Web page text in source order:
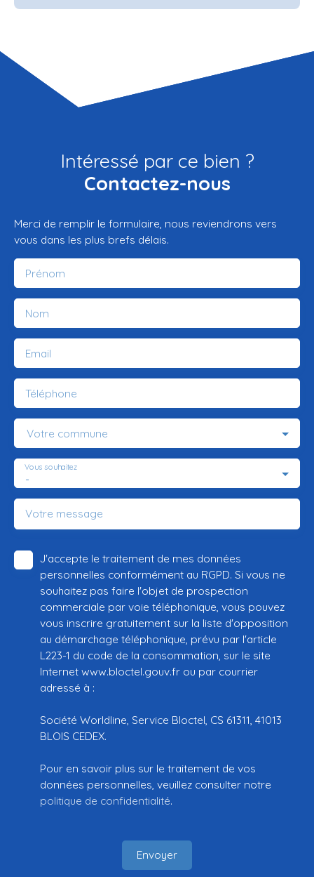
Intéressé par ce bien ?
Contactez-nous
Merci de remplir le formulaire, nous reviendrons vers
vous dans les plus brefs délais.
Prénom
Nom
Email
Téléphone
Votre commune
-
Vous souhaitez
Votre message
J'accepte le traitement de mes données
personnelles conformément au RGPD. Si vous ne
souhaitez pas faire l'objet de prospection
commerciale par voie téléphonique, vous pouvez
vous inscrire gratuitement sur la liste d'opposition
au démarchage téléphonique, prévu par l'article
L223-1 du code de la consommation, sur le site
Internet www.bloctel.gouv.fr ou par courrier
adressé à :
Société Worldline, Service Bloctel, CS 61311, 41013
BLOIS CEDEX.
Pour en savoir plus sur le traitement de vos
données personnelles, veuillez consulter notre
politique de confidentialité.
Envoyer